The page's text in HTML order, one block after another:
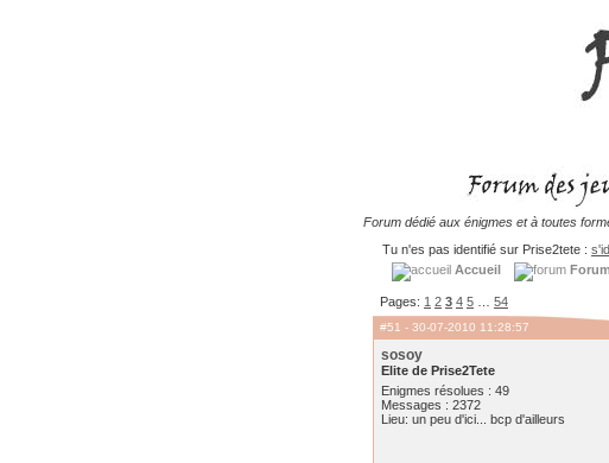
Forum dédié aux énigmes et à toutes
Tu n'es pas identifié sur Prise2tete :
Accueil
Forum
Pages: 1 2 3 4 5 54
#51 - 30-07-2010 11:28:57
sosoy
Elite de Prise2Tete
Enigmes résolues : 49
Messages : 2372
Lieu: un peu d'ici... bcp d'ailleurs